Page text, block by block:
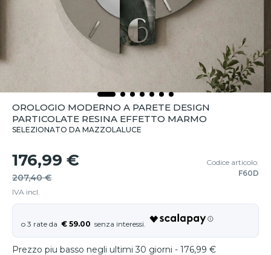
OROLOGIO MODERNO A PARETE DESIGN
PARTICOLATE RESINA EFFETTO MARMO
SELEZIONATO DA MAZZOLALUCE
176,99 €
207,40 €
IVA incl.
Codice articolo:
F60D
€ 59.00
Prezzo piu basso negli ultimi 30 giorni - 176,99 €